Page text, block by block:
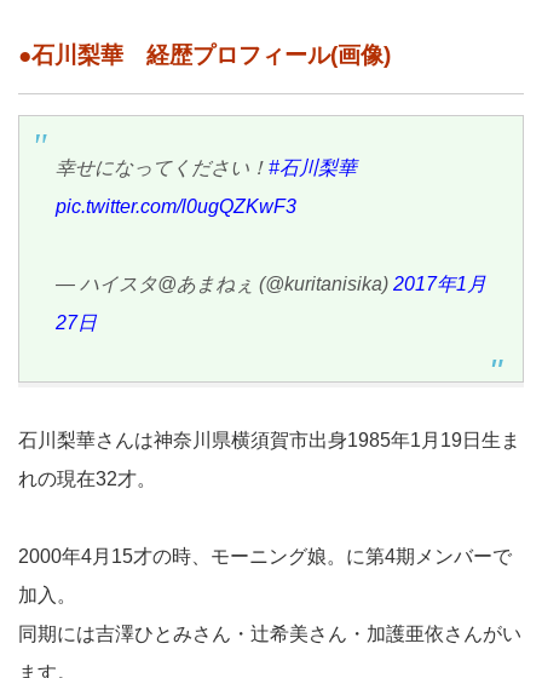
●石川梨華 経歴プロフィール(画像)
幸せになってください！ #石川梨華
pic.twitter.com/l0ugQZKwF3
— ハイスタ@あまねぇ (@kuritanisika) 2017年1月
27日
石川梨華さんは神奈川県横須賀市出身1985年1月19日生ま
れの現在32才。
2000年4月15才の時、モーニング娘。に第4期メンバーで
加入。
同期には吉澤ひとみさん・辻希美さん・加護亜依さんがい
ます。